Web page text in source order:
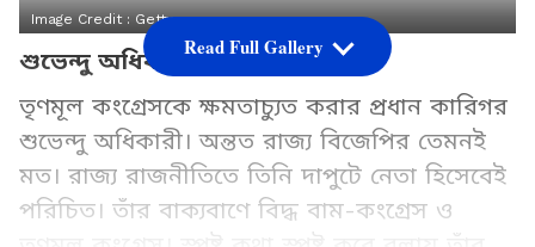
Image Credit : Getty
শুভেন্দু অধিকারী
তৃণমূল কংগ্রেসকে ক্ষমতাচ্যুত করার প্রধান কারিগর
শুভেন্দু অধিকারী। অন্তত রাজ্য বিজেপির তেমনই
মত। রাজ্য রাজনীতিতে তিনি দাপুটে নেতা হিসেবেই
পরিচিত। তাঁর বাক্যবাণে বিদ্ধ বাম-কংগ্রেস ও
Read Full Gallery